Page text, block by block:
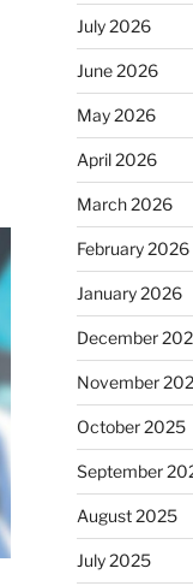
July 2026
June 2026
May 2026
April 2026
March 2026
February 2026
January 2026
December
November
October 2025
September
August 2025
July 2025